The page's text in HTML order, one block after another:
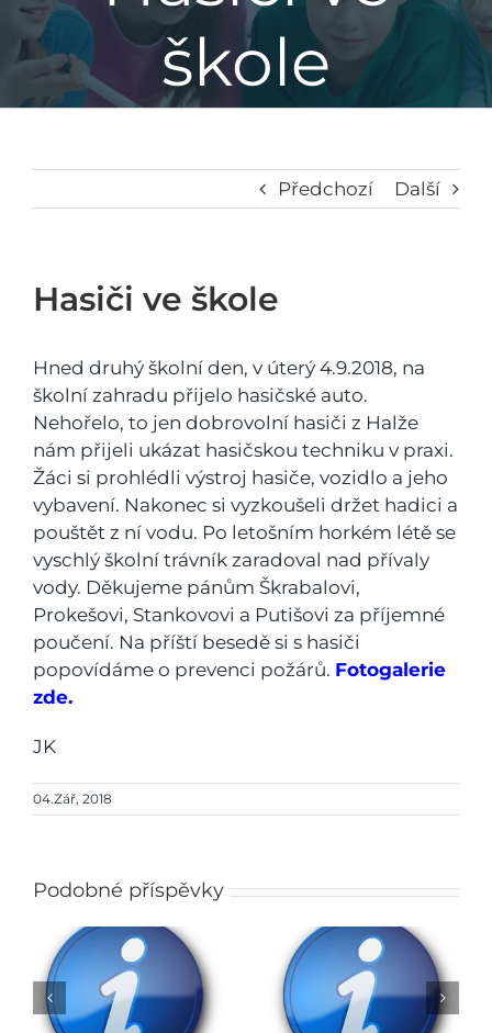
Základní škola
Mateřská škola
Napsali o nás
Kontakt
škole
Předchozí Další
Hasiči ve škole
Hned druhý školní den, v úterý 4.9.2018, na
školní zahradu přijelo hasičské auto.
Nehořelo, to jen dobrovolní hasiči z Halže
nám přijeli ukázat hasičskou techniku v praxi.
Žáci si prohlédli výstroj hasiče, vozidlo a jeho
vybavení. Nakonec si vyzkoušeli držet hadici a
pouštět z ní vodu. Po letošním horkém létě se
vyschlý školní trávník zaradoval nad přívaly
vody. Děkujeme pánům Škrabalovi,
Prokešovi, Stankovovi a Putišovi za příjemné
poučení. Na příští besedě si s hasiči
popovídáme o prevenci požárů. Fotogalerie
zde.
JK
04.Zář, 2018
Podobné příspěvky
Rozhodnutí o přijetí
do ZŠ na školní rok
Obědy do škol